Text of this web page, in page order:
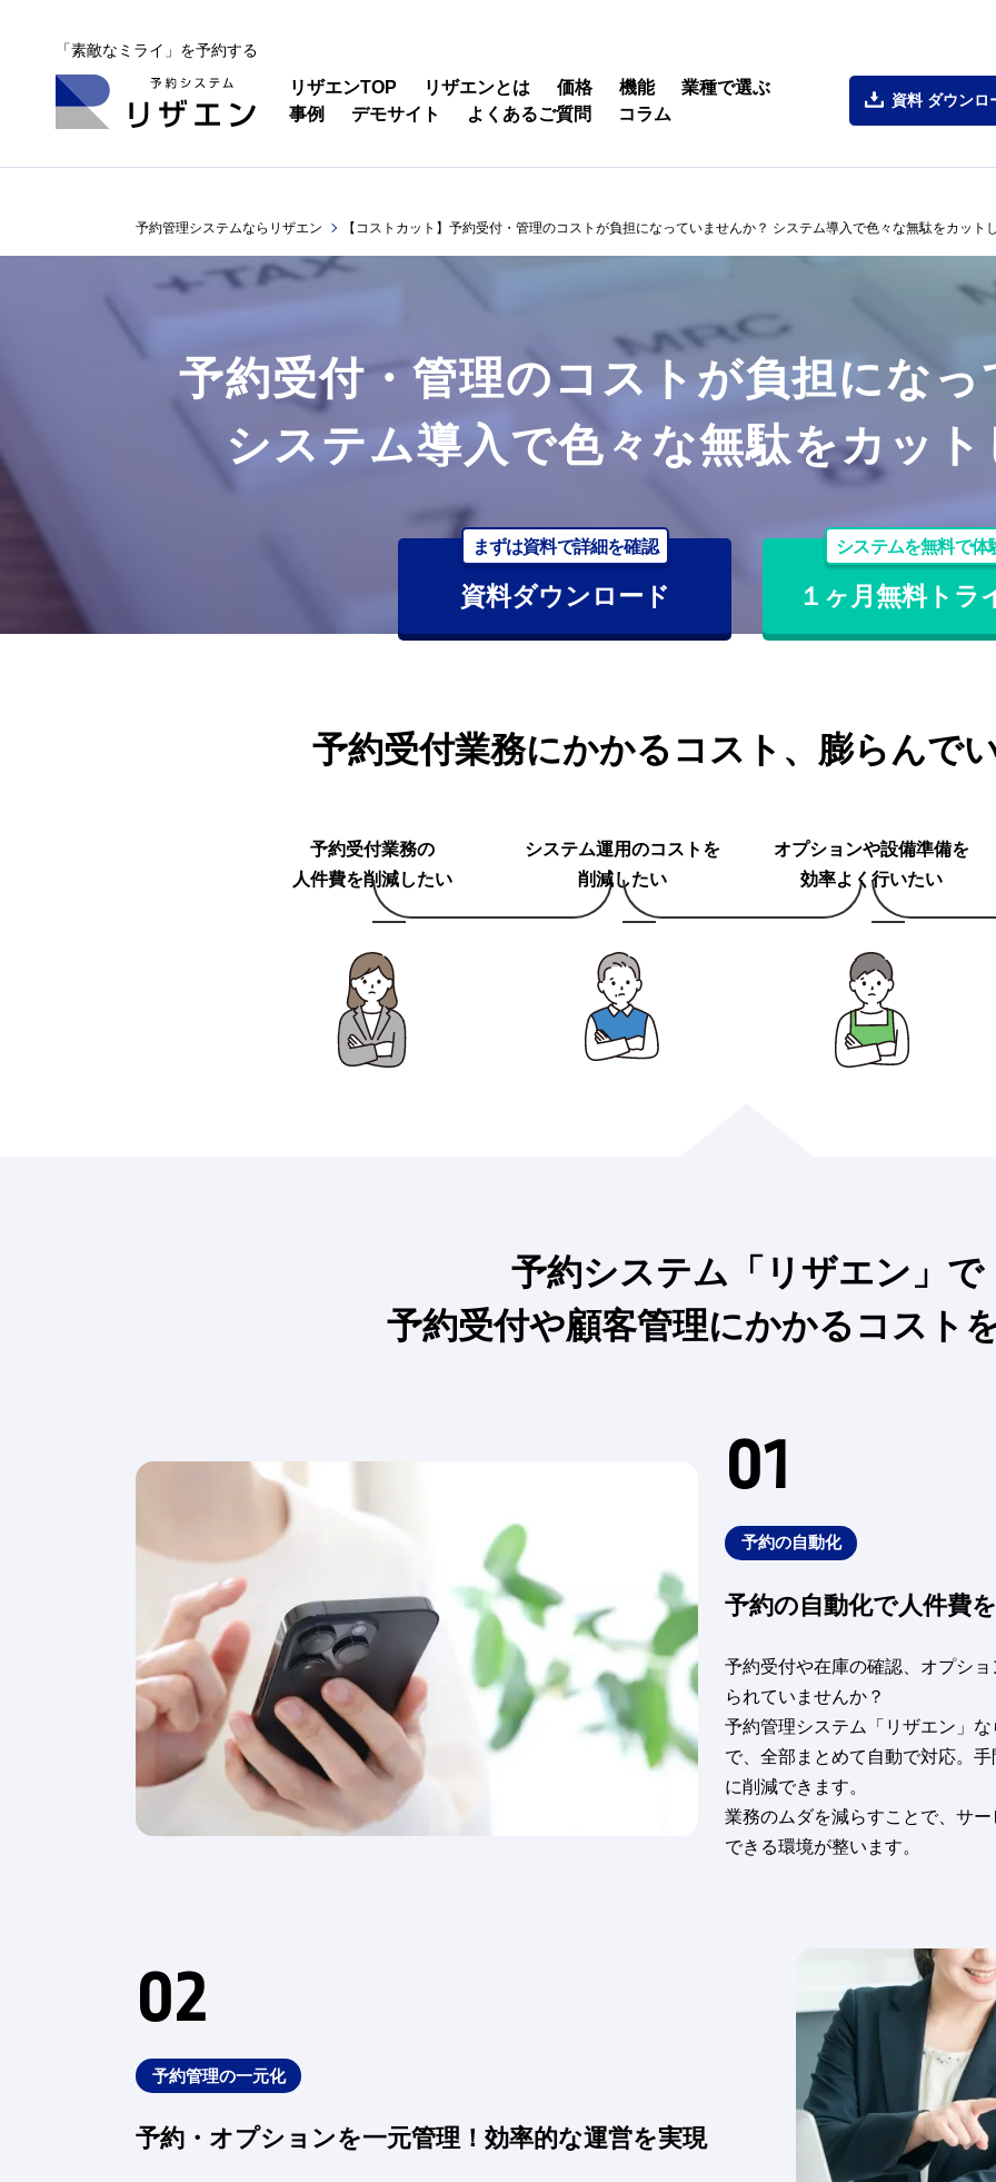
「素敵なミライ」を予約する
リザエンTOP リザエンとは 価格 機能
業種で選ぶ
事例
デモサイト よくあるご質問 コラム
資料ダウンロ
予約管理システムならリザエン 【コストカット】予約受付・管理のコストが負担になっていませんか？ システム導入で色々な無駄をカット
【
ト
負
担
に
な
っ
て
い
せ
ん
か
？
予約受付・管理のコストが負担にな
システム導入で色々な無駄をカッ
まずは資料で詳細を確認
資料ダウンロード
システムを無料で体
１ヶ月無料トラ
予約受付業務にかかるコスト、膨らんで
予約受付業務の
人件費を削減したい
システム運用のコストを
削減したい
オプションや設備準備を
効率よく行いたい
予約システム「リザエン」で
予約受付や顧客管理にかかるコスト
予約の自動化
予約の自動化で人件費
予約受付や在庫の確認、オプシ
られていませんか？
予約管理システム「リザエン」
で、全部まとめて自動で対応。
に削減できます。
業務のムダを減らすことで、サ
できる環境が整います。
予約管理の一元化
予約・オプションを一元管理！効率的な運営を実現